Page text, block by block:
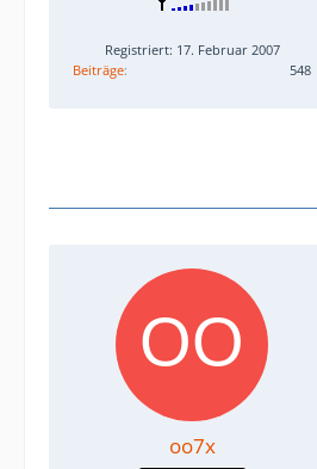
Registriert: 17. Februar 2007
Beiträge
548
oo7x